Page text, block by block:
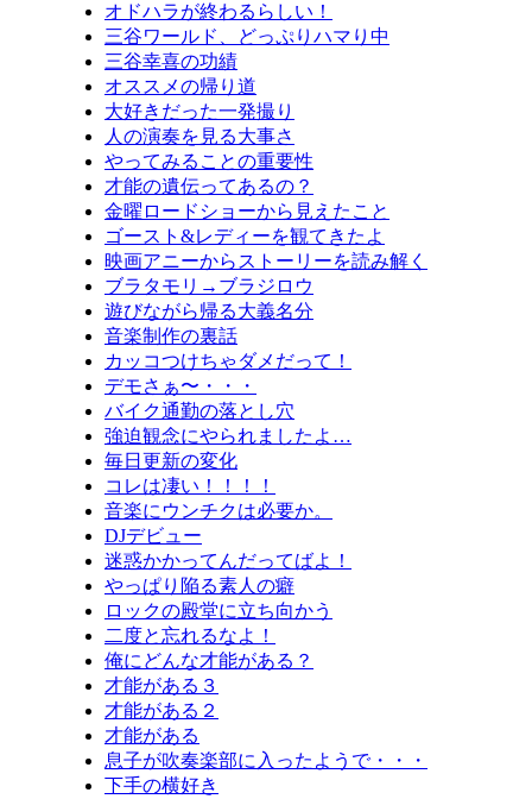
オドハラが終わるらしい！
三谷ワールド、どっぷりハマり中
三谷幸喜の功績
オススメの帰り道
大好きだった一発撮り
人の演奏を見る大事さ
やってみることの重要性
才能の遺伝ってあるの？
金曜ロードショーから見えたこと
ゴースト&レディーを観てきたよ
映画アニーからストーリーを読み解く
ブラタモリ→ブラジロウ
遊びながら帰る大義名分
音楽制作の裏話
カッコつけちゃダメだって！
デモさぁ〜・・・
バイク通勤の落とし穴
強迫観念にやられましたよ…
毎日更新の変化
コレは凄い！！！！
音楽にウンチクは必要か。
DJデビュー
迷惑かかってんだってばよ！
やっぱり陥る素人の癖
ロックの殿堂に立ち向かう
二度と忘れるなよ！
俺にどんな才能がある？
才能がある３
才能がある２
才能がある
息子が吹奏楽部に入ったようで・・・
下手の横好き